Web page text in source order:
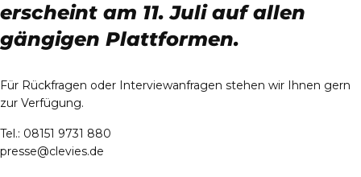
erscheint am 11. Juli auf allen
gängigen Plattformen.
Für Rückfragen oder Interviewanfragen stehen wir Ihnen gern
zur Verfügung.
Tel.: 08151 9731 880
presse@clevies.de